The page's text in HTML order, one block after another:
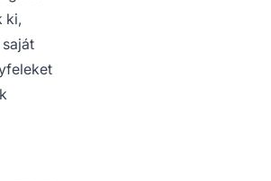
ki,